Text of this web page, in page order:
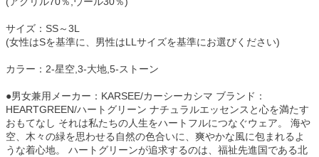
サイズ：SS～3L
(女性はSを基準に、男性はLLサイズを基準にお選びください)
カラー：2-星空,3-大地,5-ストーン
●男女兼用メーカー：KARSEE/カーシーカシマ ブランド：
HEARTGREEN/ハートグリーン ナチュラルエッセンスと心を満たす
おもてなし それは私たちの人生をハートフルにつなぐウェア。 海や
空、木々の緑を思わせる自然の色合いに、爽やかな風に包まれるよ
うな着心地。 ハートグリーンが追求するのは、福祉先進国である北